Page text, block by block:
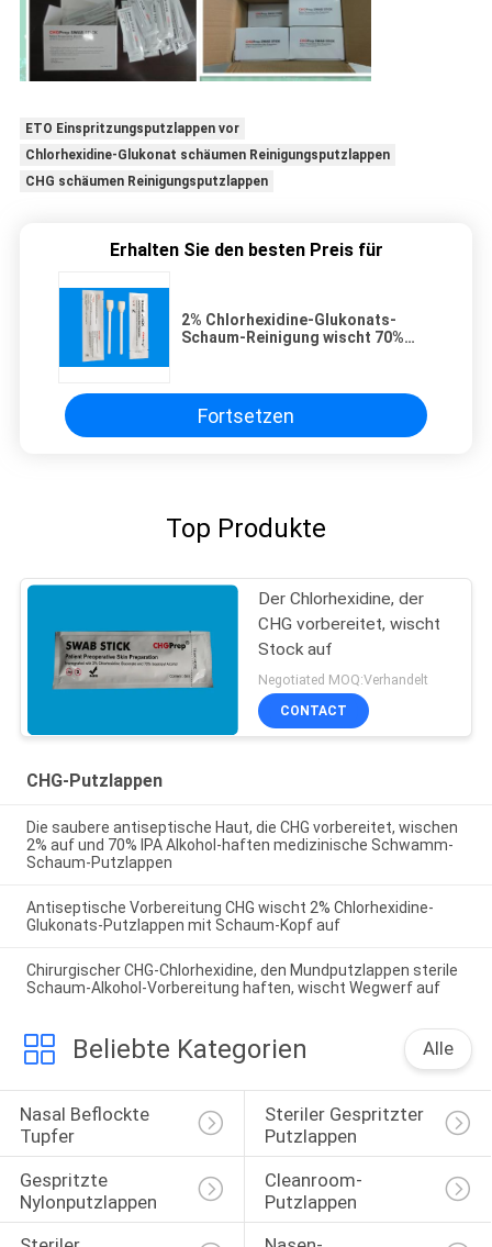
ETO Einspritzungsputzlappen vor
Chlorhexidine-Glukonat schäumen Reinigungsputzlappen
CHG schäumen Reinigungsputzlappen
Erhalten Sie den besten Preis für
2% Chlorhexidine-Glukonats-
Schaum-Reinigung wischt 70%
auf
Fortsetzen
Top Produkte
Der Chlorhexidine, der
CHG vorbereitet, wischt
Stock auf
Negotiated MOQ:Verhandelt
CONTACT
CHG-Putzlappen
Die saubere antiseptische Haut, die CHG vorbereitet, wischen
2% auf und 70% IPA Alkohol-haften medizinische Schwamm-
Schaum-Putzlappen
Antiseptische Vorbereitung CHG wischt 2% Chlorhexidine-
Glukonats-Putzlappen mit Schaum-Kopf auf
Chirurgischer CHG-Chlorhexidine, den Mundputzlappen sterile
Schaum-Alkohol-Vorbereitung haften, wischt Wegwerf auf
Beliebte Kategorien Alle
Nasal Beflockte
Tupfer
Steriler Gespritzter
Putzlappen
Gespritzte
Nylonputzlappen
Cleanroom-
Putzlappen